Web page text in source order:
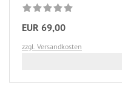
EUR 69,00
zzgl. Versandkosten